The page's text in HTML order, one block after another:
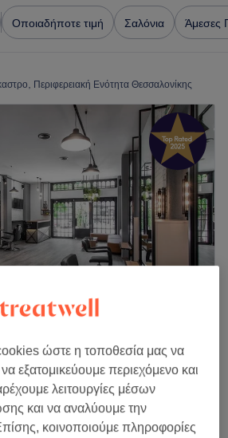
Οποιαδήποτε τιμή Σαλόνια Άμεσες
Περιφερειακή Ενότητα Θεσσαλονίκης
κριτικές
Ενότητα
ώστε η τοποθεσία μας να
εξατομικεύουμε περιεχόμενο και
λειτουργίες μέσων
και να αναλύουμε την
κοινοποιούμε πληροφορίες